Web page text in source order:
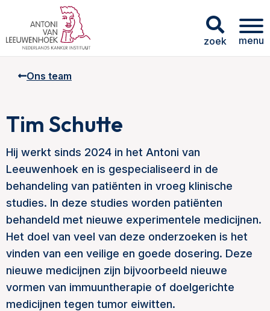
zoek menu
Ons team
Tim Schutte
Hij werkt sinds 2024 in het Antoni van
Leeuwenhoek en is gespecialiseerd in de
behandeling van patiënten in vroeg klinische
studies. In deze studies worden patiënten
behandeld met nieuwe experimentele medicijnen.
Het doel van veel van deze onderzoeken is het
vinden van een veilige en goede dosering. Deze
nieuwe medicijnen zijn bijvoorbeeld nieuwe
vormen van immuuntherapie of doelgerichte
medicijnen tegen tumor eiwitten.